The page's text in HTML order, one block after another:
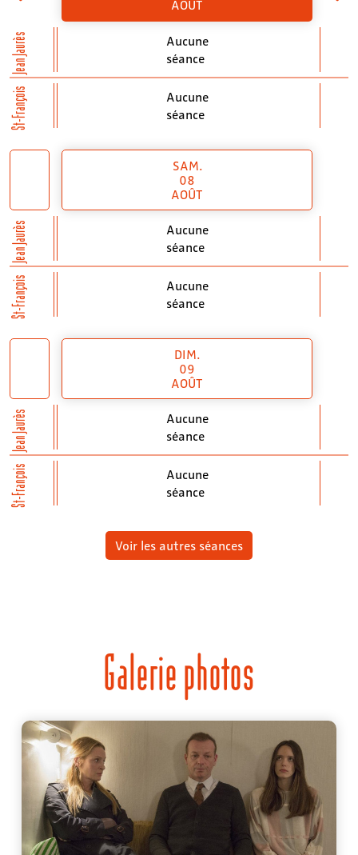
Jean Jaurès
St-François
AOÛT
Aucune
séance
Aucune
séance
Jean Jaurès
St-François
SAM.
08
AOÛT
Aucune
séance
Aucune
séance
Jean Jaurès
St-François
DIM.
09
AOÛT
Aucune
séance
Aucune
séance
Voir les autres séances
Galerie photos